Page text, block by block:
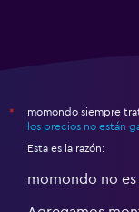
*
momondo siempre
los precios no están
Esta es la razón:
momondo no